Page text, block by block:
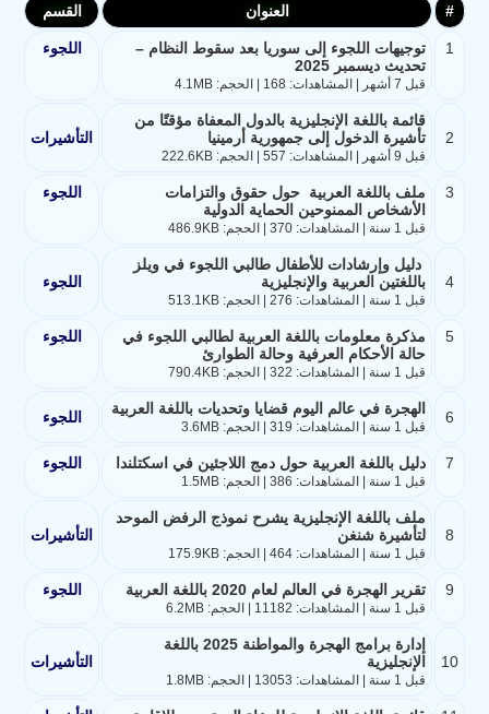
# العنوان القسم
1
توجيهات اللجوء إلى سوريا بعد سقوط النظام –
تحديث ديسمبر 2025
قبل 7 أشهر | المشاهدات: 168 | الحجم: 4.1MB
اللجوء
2
قائمة باللغة الإنجليزية بالدول المعفاة مؤقتًا من
تأشيرة الدخول إلى جمهورية أرمينيا
قبل 9 أشهر | المشاهدات: 557 | الحجم: 222.6KB
التأشيرات
3
ملف باللغة العربية حول حقوق والتزامات
الأشخاص الممنوحين الحماية الدولية
قبل 1 سنة | المشاهدات: 370 | الحجم: 486.9KB
اللجوء
4
دليل وإرشادات للأطفال طالبي اللجوء في ويلز
باللغتين العربية والإنجليزية
قبل 1 سنة | المشاهدات: 276 | الحجم: 513.1KB
اللجوء
5
مذكرة معلومات باللغة العربية لطالبي اللجوء في
حالة الأحكام العرفية وحالة الطوارئ
قبل 1 سنة | المشاهدات: 322 | الحجم: 790.4KB
اللجوء
6 الهجرة في عالم اليوم قضايا وتحديات باللغة العربية
قبل 1 سنة | المشاهدات: 319 | الحجم: 3.6MB
اللجوء
7 دليل باللغة العربية حول دمج اللاجئين في اسكتلندا
قبل 1 سنة | المشاهدات: 386 | الحجم: 1.5MB
اللجوء
8
ملف باللغة الإنجليزية يشرح نموذج الرفض الموحد
لتأشيرة شنغن
قبل 1 سنة | المشاهدات: 464 | الحجم: 175.9KB
التأشيرات
9 تقرير الهجرة في العالم لعام 2020 باللغة العربية
قبل 1 سنة | المشاهدات: 11182 | الحجم: 6.2MB
اللجوء
10
إدارة برامج الهجرة والمواطنة 2025 باللغة
الإنجليزية
قبل 1 سنة | المشاهدات: 13053 | الحجم: 1.8MB
التأشيرات